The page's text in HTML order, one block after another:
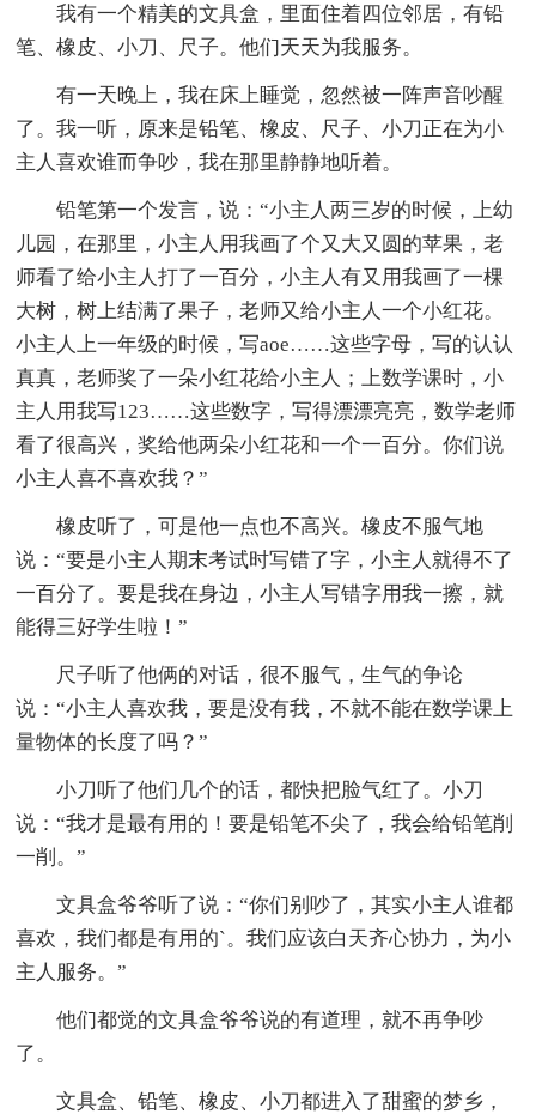
我有一个精美的文具盒，里面住着四位邻居，有铅
笔、橡皮、小刀、尺子。他们天天为我服务。
有一天晚上，我在床上睡觉，忽然被一阵声音吵醒
了。我一听，原来是铅笔、橡皮、尺子、小刀正在为小
主人喜欢谁而争吵，我在那里静静地听着。
铅笔第一个发言，说：“小主人两三岁的时候，上幼
儿园，在那里，小主人用我画了个又大又圆的苹果，老
师看了给小主人打了一百分，小主人有又用我画了一棵
大树，树上结满了果子，老师又给小主人一个小红花。
小主人上一年级的时候，写aoe……这些字母，写的认认
真真，老师奖了一朵小红花给小主人；上数学课时，小
主人用我写123……这些数字，写得漂漂亮亮，数学老师
看了很高兴，奖给他两朵小红花和一个一百分。你们说
小主人喜不喜欢我？”
橡皮听了，可是他一点也不高兴。橡皮不服气地
说：“要是小主人期末考试时写错了字，小主人就得不了
一百分了。要是我在身边，小主人写错字用我一擦，就
能得三好学生啦！”
尺子听了他俩的对话，很不服气，生气的争论
说：“小主人喜欢我，要是没有我，不就不能在数学课上
量物体的长度了吗？”
小刀听了他们几个的话，都快把脸气红了。小刀
说：“我才是最有用的！要是铅笔不尖了，我会给铅笔削
一削。”
文具盒爷爷听了说：“你们别吵了，其实小主人谁都
喜欢，我们都是有用的`。我们应该白天齐心协力，为小
主人服务。”
他们都觉的文具盒爷爷说的有道理，就不再争吵
了。
文具盒、铅笔、橡皮、小刀都进入了甜蜜的梦乡，